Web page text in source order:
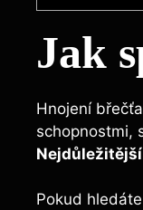
Jak
Hnojení
schopnostmi,
Pokud